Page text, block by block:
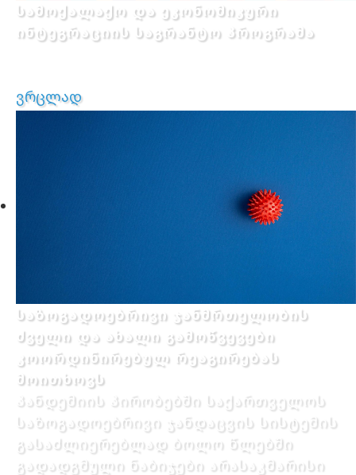
სამოქალაქო და ეკონომიკური
ინტეგრაციის საგრანტო პროგრამა
ვრცლად
საზოგადოებრივი ჯანმრთელობის
ძველი და ახალი გამოწვევები
კოორდინირებულ რეაგირებას
მოითხოვს
პანდემიის პირობებში საქართველოს
საზოგადოებრივი ჯანდაცვის სისტემის
გასაძლიერებლად ბოლო წლებში
გადადგმული ნაბიჯები არასაკმარისი